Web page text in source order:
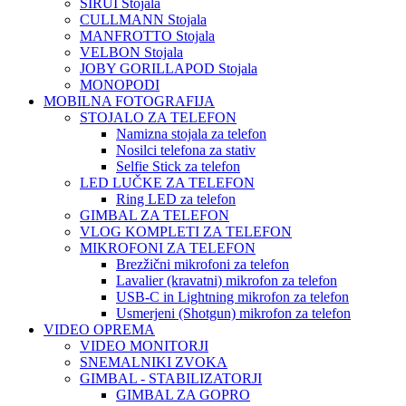
SIRUI Stojala
CULLMANN Stojala
MANFROTTO Stojala
VELBON Stojala
JOBY GORILLAPOD Stojala
MONOPODI
MOBILNA FOTOGRAFIJA
STOJALO ZA TELEFON
Namizna stojala za telefon
Nosilci telefona za stativ
Selfie Stick za telefon
LED LUČKE ZA TELEFON
Ring LED za telefon
GIMBAL ZA TELEFON
VLOG KOMPLETI ZA TELEFON
MIKROFONI ZA TELEFON
Brezžični mikrofoni za telefon
Lavalier (kravatni) mikrofon za telefon
USB-C in Lightning mikrofon za telefon
Usmerjeni (Shotgun) mikrofon za telefon
VIDEO OPREMA
VIDEO MONITORJI
SNEMALNIKI ZVOKA
GIMBAL - STABILIZATORJI
GIMBAL ZA GOPRO